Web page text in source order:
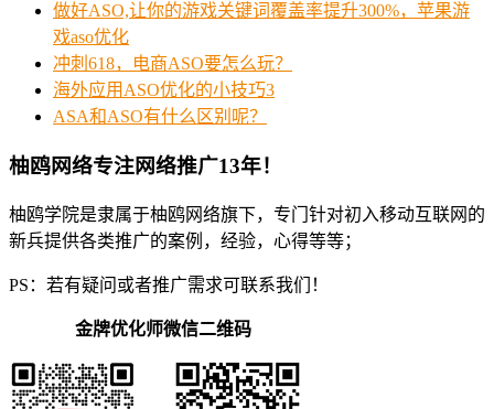
做好ASO,让你的游戏关键词覆盖率提升300%，苹果游
戏aso优化
冲刺618，电商ASO要怎么玩？
海外应用ASO优化的小技巧3
ASA和ASO有什么区别呢？
柚鸥网络专注网络推广13年！
柚鸥学院是隶属于柚鸥网络旗下，专门针对初入移动互联网的
新兵提供各类推广的案例，经验，心得等等；
PS：若有疑问或者推广需求可联系我们！
金牌优化师微信二维码